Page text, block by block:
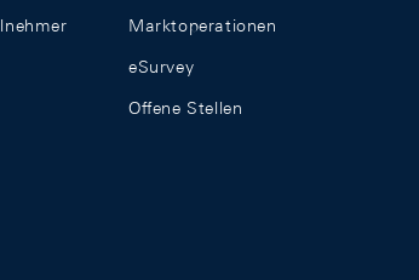
Marktoperationen
eSurvey
Offene Stellen